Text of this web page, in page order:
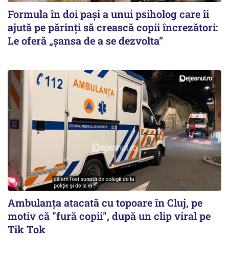
Formula în doi pași a unui psiholog care îi
ajută pe părinți să crească copii încrezători:
Le oferă „șansa de a se dezvolta”
Ambulanța atacată cu topoare în Cluj, pe
motiv că "fură copii", după un clip viral pe
Tik Tok